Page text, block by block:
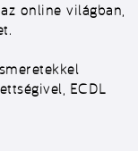
online világban,
ECDL